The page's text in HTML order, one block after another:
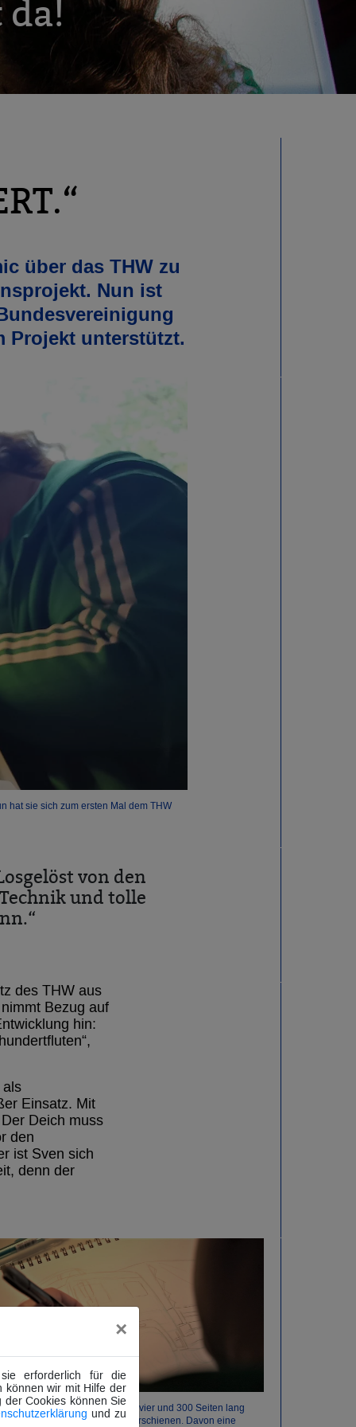
über das THW zu
Nun ist
Projekt unterstützt.
hat sie sich zum ersten Mal dem THW
von den
und tolle
des THW aus
Bezug auf
hin:
Einsatz. Mit
Deich muss
den
ist Sven sich
denn der
18 Online-Comics - zwischen vier und 300 Seiten lang
sind von Vanessa Drossel erschienen. Davon eine
×
erforderlich für die
können wir mit Hilfe der
Cookies können Sie
und zu